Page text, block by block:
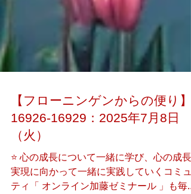
【フローニンゲンからの便り】
16926-16929：2025年7月8日
（火）